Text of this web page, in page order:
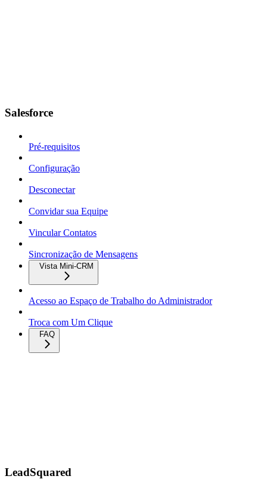
Salesforce
Pré-requisitos
Configuração
Desconectar
Convidar sua Equipe
Vincular Contatos
Sincronização de Mensagens
Vista Mini-CRM
Acesso ao Espaço de Trabalho do Administrador
Troca com Um Clique
FAQ
LeadSquared